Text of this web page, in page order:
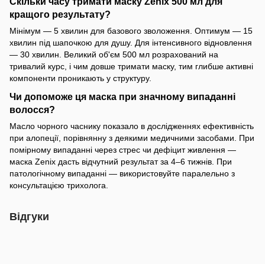
кращого результату?
Мінімум — 5 хвилин для базового зволоження. Оптимум — 15
хвилин під шапочкою для душу. Для інтенсивного відновлення
— 30 хвилин. Великий об'єм 500 мл розрахований на
тривалий курс, і чим довше тримати маску, тим глибше активні
компоненти проникають у структуру.
Чи допоможе ця маска при значному випаданні
волосся?
Масло чорного часнику показало в дослідженнях ефективність
при алопеції, порівнянну з деякими медичними засобами. При
помірному випаданні через стрес чи дефіцит живлення —
маска Zenix дасть відчутний результат за 4–6 тижнів. При
патологічному випаданні — використовуйте паралельно з
консультацією трихолога.
Відгуки